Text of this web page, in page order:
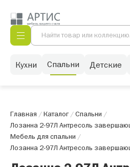
Кухни Спальни Детские
Главная /Каталог/Спальни /
Лозанна 2-97Л Антресоль
Мебель для спальни /
Лозанна 2-97Л Антресоль